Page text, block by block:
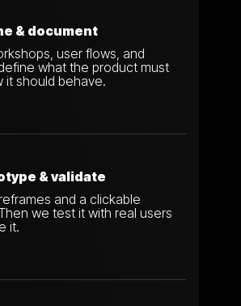
& document
user flows, and
what the product must
it should behave.
& validate
and a clickable
we test it with real users
it.